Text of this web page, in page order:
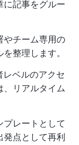
に記事をグルー
やチーム専用の
整理します。
レベルのアクセ
、リアルタイム
プレートとして
点として再利